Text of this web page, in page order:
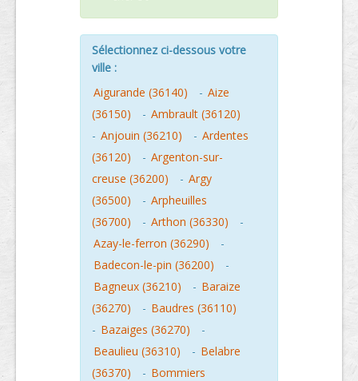
Sélectionnez ci-dessous votre
ville :
Aigurande (36140)
- Aize
(36150)
- Ambrault (36120)
- Anjouin (36210) - Ardentes
(36120)
- Argenton-sur-
creuse (36200)
- Argy
(36500)
- Arpheuilles
(36700)
- Arthon (36330)
-
Azay-le-ferron (36290)
-
Badecon-le-pin (36200)
-
Bagneux (36210)
- Baraize
(36270)
- Baudres (36110)
- Bazaiges (36270)
-
Beaulieu (36310)
- Belabre
(36370)
- Bommiers